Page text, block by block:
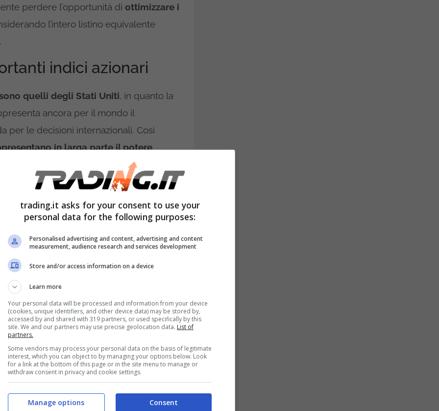
perdere l’opportunità di ottimizzare i
l’intero listino equivalente
indici azionari
quelli degli Stati Uniti, in quanto la
ancora per il mondo il
per le decisioni internazionali. Così
in larga parte il potere
capace di trainare i capitali con
periodo, sono ampiamente in grado di
delle società che compongono gli
o di protezione dal rischio, né
solamente un ostacolo ai
una gestione attiva
, quando il numero
trading.it asks for your consent to use your
personal data for the following purposes:
Personalised advertising and content, advertising and content
measurement, audience research and services development
Store and/or access information on a device
Learn more
Your personal data will be processed and information from your device
(cookies, unique identifiers, and other device data) may be stored by,
accessed by and shared with 319 partners, or used specifically by this
site. We and our partners may use precise geolocation data. List of
partners.
Some vendors may process your personal data on the basis of legitimate
interest, which you can object to by managing your options below. Look
for a link at the bottom of this page or in the site menu to manage or
withdraw consent in privacy and cookie settings.
Consent
Manage options